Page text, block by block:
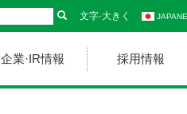
文字·大きく
企業·IR情報 採用情報